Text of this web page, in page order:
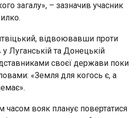
загалу», – зазначив учасник
відвоювавши проти
Луганській та Донецькій
своєї держави поки
«Земля для когось є, а
вояк планує повертатися